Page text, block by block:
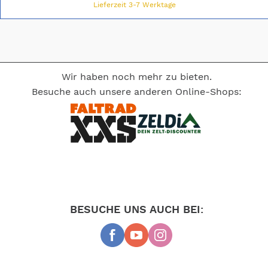
Lieferzeit 3-7 Werktage
Wir haben noch mehr zu bieten.
Besuche auch unsere anderen Online-Shops:
BESUCHE UNS AUCH BEI: